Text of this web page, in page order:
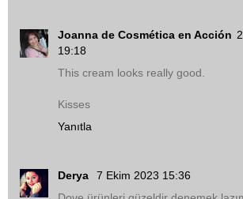
Joanna de Cosmética en Acción
19:18
This cream looks really good.
Kisses
Yanıtla
Derya
7 Ekim 2023 15:36